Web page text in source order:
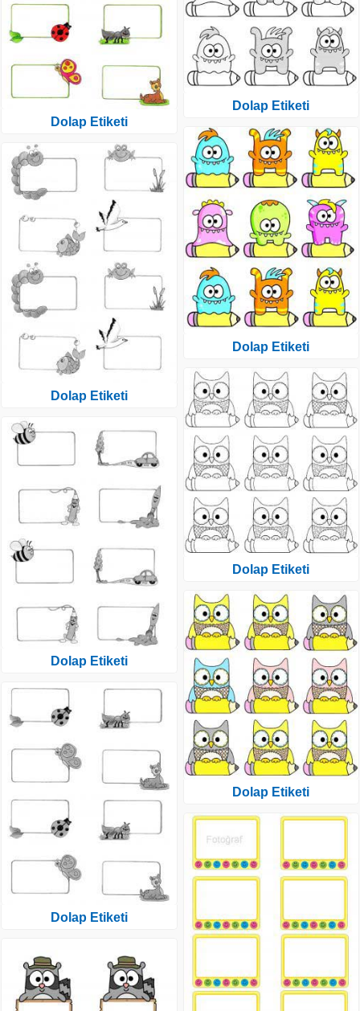
Dolap Etiketi
Dolap Etiketi
Dolap Etiketi
Dolap Etiketi
Dolap Etiketi
Dolap Etiketi
Dolap Etiketi
Dolap Etiketi